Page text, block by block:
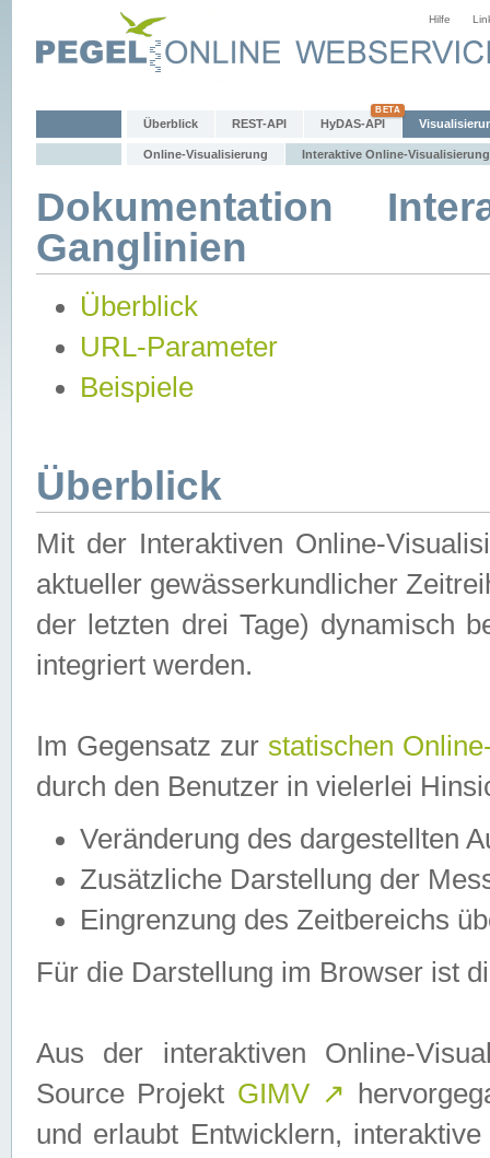
Hilfe
Überblick REST-API HyDAS-API
Online-Visualisierung Interaktive Online-Visualisierung
Dokumentation
Ganglinien
Überblick
URL-Parameter
Beispiele
Überblick
Mit der Interaktiven Online-
aktueller gewässerkundlicher
der letzten drei Tage) dynamisch
integriert werden.
Im Gegensatz zur statischen
durch den Benutzer in vielerlei
Veränderung des dargestellten
Zusätzliche Darstellung der
Eingrenzung des Zeitbereichs
Für die Darstellung im Browser ist
Aus der interaktiven Online-
Source Projekt GIMV ↗
und erlaubt Entwicklern,